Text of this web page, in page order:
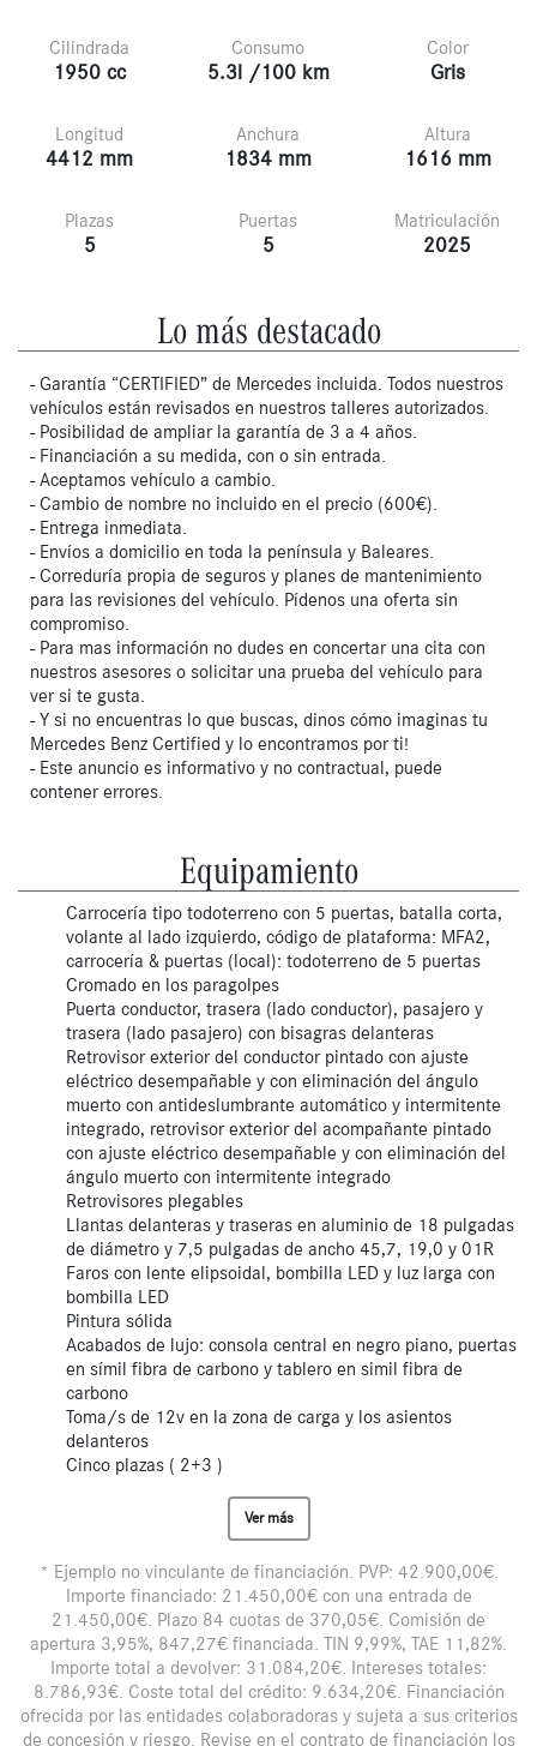
Cilindrada
1950 cc
Consumo
5.3l /100 km
Color
Gris
Longitud
4412 mm
Anchura
1834 mm
Altura
1616 mm
Plazas
5
Puertas
5
Matriculación
2025
Lo más destacado
- Garantía “CERTIFIED” de Mercedes incluida. Todos nuestros
vehículos están revisados en nuestros talleres autorizados.
- Posibilidad de ampliar la garantía de 3 a 4 años.
- Financiación a su medida, con o sin entrada.
- Aceptamos vehículo a cambio.
- Cambio de nombre no incluido en el precio (600€).
- Entrega inmediata.
- Envíos a domicilio en toda la península y Baleares.
- Correduría propia de seguros y planes de mantenimiento
para las revisiones del vehículo. Pídenos una oferta sin
compromiso.
- Para mas información no dudes en concertar una cita con
nuestros asesores o solicitar una prueba del vehículo para
ver si te gusta.
- Y si no encuentras lo que buscas, dinos cómo imaginas tu
Mercedes Benz Certified y lo encontramos por ti!
- Este anuncio es informativo y no contractual, puede
contener errores.
Equipamiento
Carrocería tipo todoterreno con 5 puertas, batalla corta,
volante al lado izquierdo, código de plataforma: MFA2,
carrocería & puertas (local): todoterreno de 5 puertas
Cromado en los paragolpes
Puerta conductor, trasera (lado conductor), pasajero y
trasera (lado pasajero) con bisagras delanteras
Retrovisor exterior del conductor pintado con ajuste
eléctrico desempañable y con eliminación del ángulo
muerto con antideslumbrante automático y intermitente
integrado, retrovisor exterior del acompañante pintado
con ajuste eléctrico desempañable y con eliminación del
ángulo muerto con intermitente integrado
Retrovisores plegables
Llantas delanteras y traseras en aluminio de 18 pulgadas
de diámetro y 7,5 pulgadas de ancho 45,7, 19,0 y 01R
Faros con lente elipsoidal, bombilla LED y luz larga con
bombilla LED
Pintura sólida
Acabados de lujo: consola central en negro piano, puertas
en símil fibra de carbono y tablero en simil fibra de
carbono
Toma/s de 12v en la zona de carga y los asientos
delanteros
Cinco plazas ( 2+3 )
Ver más
* Ejemplo no vinculante de financiación. PVP: 42.900,00€.
Importe financiado: 21.450,00€ con una entrada de
21.450,00€. Plazo 84 cuotas de 370,05€. Comisión de
apertura 3,95%, 847,27€ financiada. TIN 9,99%, TAE 11,82%.
Importe total a devolver: 31.084,20€. Intereses totales:
8.786,93€. Coste total del crédito: 9.634,20€. Financiación
ofrecida por las entidades colaboradoras y sujeta a sus criterios
de concesión y riesgo. Revise en el contrato de financiación los